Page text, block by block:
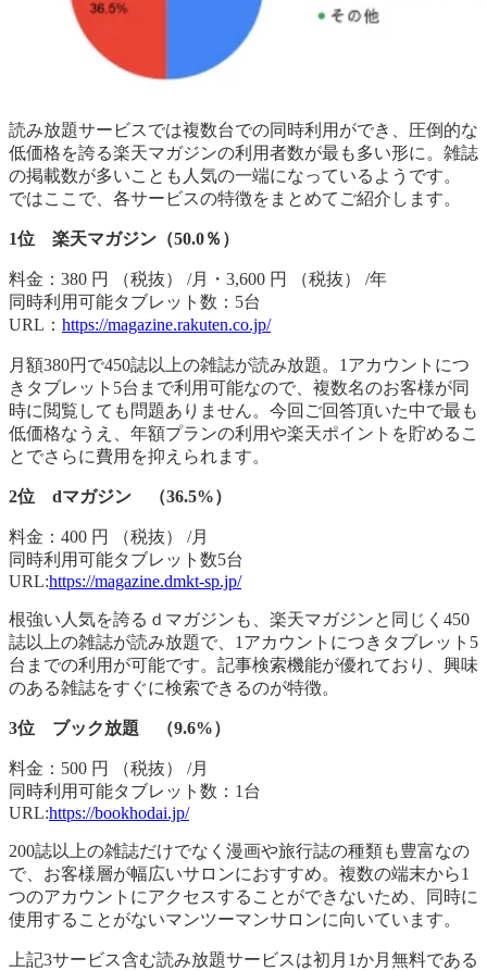
読み放題サービスでは複数台での同時利用ができ、圧倒的な
低価格を誇る楽天マガジンの利用者数が最も多い形に。雑誌
の掲載数が多いことも人気の一端になっているようです。
ではここで、各サービスの特徴をまとめてご紹介します。
1位 楽天マガジン（50.0％）
料金：380 円 （税抜） /月・3,600 円 （税抜） /年
同時利用可能タブレット数：5台
URL： https://magazine.rakuten.co.jp/
月額380円で450誌以上の雑誌が読み放題。1アカウントにつ
きタブレット5台まで利用可能なので、複数名のお客様が同
時に閲覧しても問題ありません。今回ご回答頂いた中で最も
低価格なうえ、年額プランの利用や楽天ポイントを貯めるこ
とでさらに費用を抑えられます。
2位 dマガジン （36.5%）
料金：400 円 （税抜） /月
同時利用可能タブレット数5台
URL:https://magazine.dmkt-sp.jp/
根強い人気を誇るｄマガジンも、楽天マガジンと同じく450
誌以上の雑誌が読み放題で、1アカウントにつきタブレット5
台までの利用が可能です。記事検索機能が優れており、興味
のある雑誌をすぐに検索できるのが特徴。
3位 ブック放題 （9.6%）
料金：500 円 （税抜） /月
同時利用可能タブレット数：1台
URL:https://bookhodai.jp/
200誌以上の雑誌だけでなく漫画や旅行誌の種類も豊富なの
で、お客様層が幅広いサロンにおすすめ。複数の端末から1
つのアカウントにアクセスすることができないため、同時に
使用することがないマンツーマンサロンに向いています。
上記3サービス含む読み放題サービスは初月1か月無料である